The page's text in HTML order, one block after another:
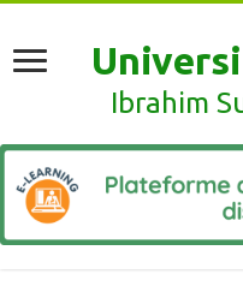
Ibrahim